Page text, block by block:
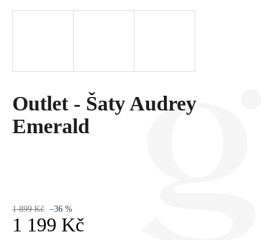
Outlet - Šaty Audrey
Emerald
1 899 Kč –36 %
1 199 Kč
O
U
J
E
M